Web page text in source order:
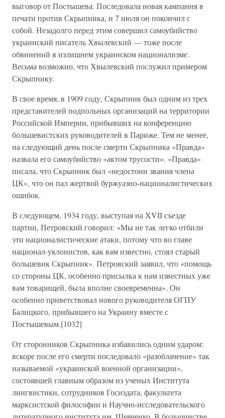
выговор от Постышева. Последовала новая кампания в
печати против Скрыпника, и 7 июля он покончил с
собой. Незадолго перед этим совершил самоубийство
украинский писатель Хвылевский — тоже после
обвинений в излишнем украинском национализме.
Весьма возможно, что Хвылевский послужил примером
Скрыпнику.
В свое время, в 1909 году, Скрыпник был одним из трех
представителей подпольных организаций на территории
Российской Империи, прибывших на конференцию
большевистских руководителей в Париже. Тем не менее,
на следующий день после смерти Скрыпника «Правда»
назвала его самоубийство «актом трусости». «Правда»
писала, что Скрыпник был «недостоин звания члена
ЦК», что он пал жертвой буржуазно-националистических
ошибок.
В следующем, 1934 году, выступая на XVII съезде
партии, Петровский говорил: «Мы не так легко отбили
эти националистические атаки, потому что во главе
национал-уклонистов, как вам известно, стоял старый
большевик Скрыпник». Петровский заявил, что «помощь
со стороны ЦК, особенно присылка к нам известных уже
вам товарищей, была вполне своевременна». Он
особенно приветствовал нового руководителя ОГПУ
Балицкого, прибывшего на Украину вместе с
Постышевым.[1032]
От сторонников Скрыпника избавились одним ударом:
вскоре после его смерти последовало «разоблачение» так
называемой «украинской военной организации»,
состоявшей главным образом из ученых Института
лингвистики, сотрудников Госиздата, факультета
марксистской философии и Научно-исследовательского